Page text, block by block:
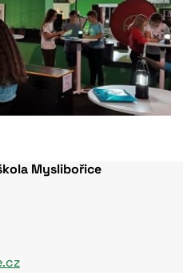
Myslibořice